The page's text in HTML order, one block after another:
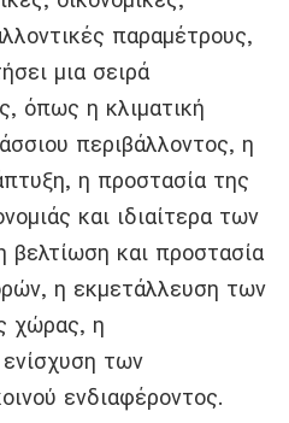
παραμέτρους,
μια σειρά
όπως η κλιματική
περιβάλλοντος, η
η προστασία της
και ιδιαίτερα των
βελτίωση και προστασία
η εκμετάλλευση των
χώρας, η
ενίσχυση των
ενδιαφέροντος.